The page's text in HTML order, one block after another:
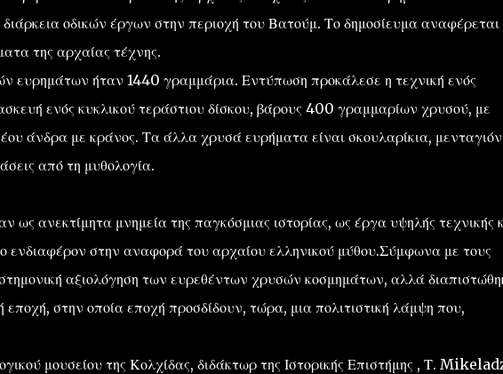
οδικών έργων στην περιοχή του Βατούμ. Το δημοσίευμα αναφέρεται
της αρχαίας τέχνης.
ευρημάτων ήταν 1440 γραμμάρια. Εντύπωση προκάλεσε η τεχνική ενός
ενός κυκλικού τεράστιου δίσκου, βάρους 400 γραμμαρίων χρυσού, με
άνδρα με κράνος. Τα άλλα χρυσά ευρήματα είναι σκουλαρίκια, μενταγιόν
από τη μυθολογία.
ως ανεκτίμητα μνημεία της παγκόσμιας ιστορίας, ως έργα υψηλής τεχνικής
στην αναφορά του αρχαίου ελληνικού μύθου.Σύμφωνα με τους
αξιολόγηση των ευρεθέντων χρυσών κοσμημάτων, αλλά
εποχή, στην οποία εποχή προσδίδουν, τώρα, μια πολιτιστική λάμψη που,
μουσείου της Κολχίδας, διδάκτωρ της Ιστορικής Επιστήμης , Τ.